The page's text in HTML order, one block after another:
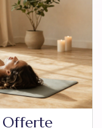
Offerte